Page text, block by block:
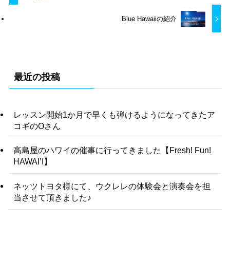
Blue Hawaiiの紹介
最近の投稿
レッスン開始1か月で早くも弾けるようになってきたア
コギのOさん
高島屋のハワイの催事に行ってきました【Fresh! Fun!
HAWAI’I】
ネッツトヨタ様にて、ウクレレの体験会と演奏会を担
当させて頂きました♪